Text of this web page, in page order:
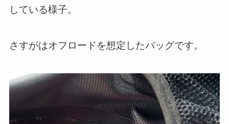
している様子。
さすがはオフロードを想定したバッグです。